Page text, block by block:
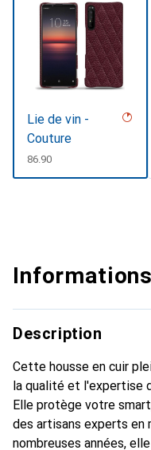
Lie de vin -
Couture
CHF
86.90
Description
Cette housse en cuir
la qualité et l'expertise
Elle protège votre
des artisans experts en
nombreuses années,